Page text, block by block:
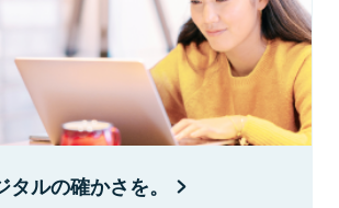
ルの確かさを。